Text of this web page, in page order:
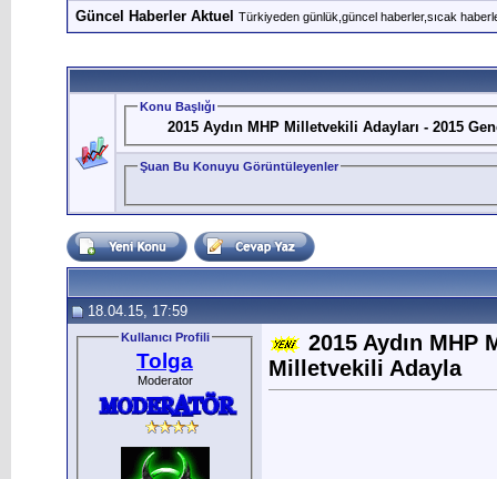
Güncel Haberler Aktuel Türkiyeden günlük,güncel haberler,sıcak
Konu Başlığı
2015 Aydın MHP Milletvekili Adayları - 2015
Şuan Bu Konuyu Görüntüleyenler
18.04.15, 17:59
Kullanıcı Profili
Tolga
Moderator
2015 Aydın MHP
Milletvekili Adayla